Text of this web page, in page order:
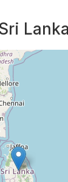
Lanka